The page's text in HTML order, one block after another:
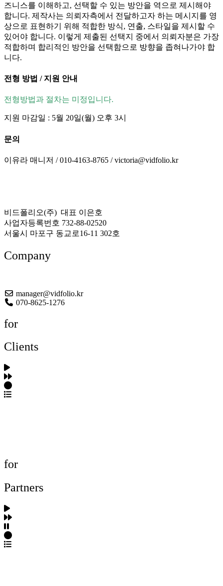
즈니스를 이해하고, 선택할 수 있는 방안을 역으로 제시해야
합니다. 제작사는 의뢰자측에서 전달하고자 하는 메시지를 영
상으로 표현하기 위해 적합한 방식, 연출, 스타일을 제시할 수
있어야 합니다. 이렇게 제출된 선택지 중에서 의뢰자분은 가장
적합하며 합리적인 방안을 선택함으로 방향을 좁혀나가야 합
니다.
전형 방법 / 지원 안내
전형방법과 절차는 미정입니다.
지원 마감일 : 5월 20일(월) 오후 3시
문의
이유라 매니저 / 010-4163-8765 / victoria@vidfolio.kr
비드폴리오(주) 대표 이은호
사업자등록번호 732-88-02520
서울시 마포구 동교로16-11 302호
Company
manager@vidfolio.kr
070-8625-1276
for
Clients
for
Partners